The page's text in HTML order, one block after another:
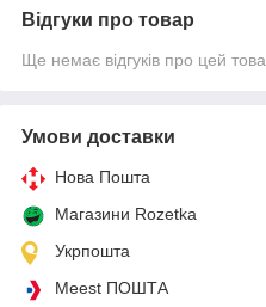
Відгуки про товар
Ще немає відгуків про цей
Умови доставки
Нова Пошта
Магазини Rozetka
Укрпошта
Meest ПОШТА